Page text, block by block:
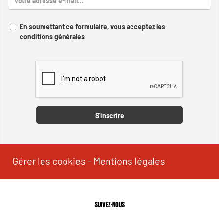
En soumettant ce formulaire, vous acceptez les
conditions générales
S'inscrire
Gérer les cookies - Mentions légales
SUIVEZ-NOUS